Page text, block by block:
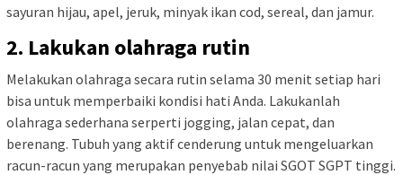
sayuran hijau, apel, jeruk, minyak ikan cod, sereal, dan jamur.
2. Lakukan olahraga rutin
Melakukan olahraga secara rutin selama 30 menit setiap hari
bisa untuk memperbaiki kondisi hati Anda. Lakukanlah
olahraga sederhana serperti jogging, jalan cepat, dan
berenang. Tubuh yang aktif cenderung untuk mengeluarkan
racun-racun yang merupakan penyebab nilai SGOT SGPT tinggi.